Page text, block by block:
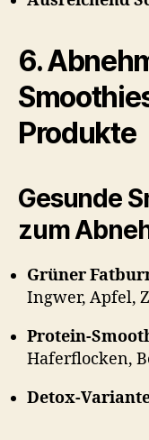
6.
Produkte
Gesunde
zum
Grüner
Ingwer, Apfel,
Protein-
Haferflocken,
Detox-